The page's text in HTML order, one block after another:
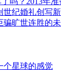
创写
个星球的感觉